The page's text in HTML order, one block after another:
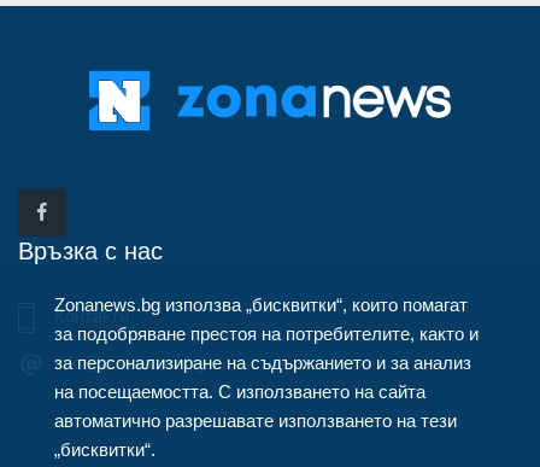
Връзка с нас
Контакти
info@zonanews.bg
Zonanews.bg използва „бисквитки“, които помагат
за подобряване престоя на потребителите, както и
за персонализиране на съдържанието и за анализ
на посещаемостта. С използването на сайта
автоматично разрешавате използването на тези
„бисквитки“.